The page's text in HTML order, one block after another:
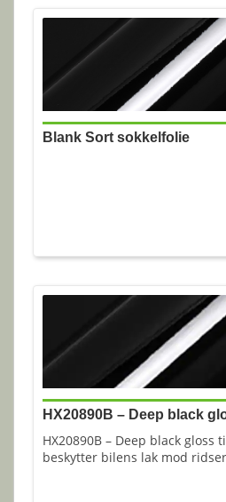
Blank Sort sokkelfolie
HX20890B – Deep black
HX20890B – Deep black gloss
beskytter bilens lak mod